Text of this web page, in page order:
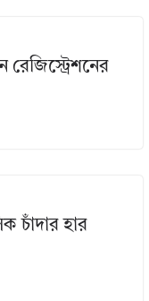
চাঁদার হার